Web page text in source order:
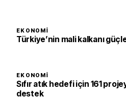
EKONOMI
Türkiye’nin mali kalkanı
EKONOMI
Sıfır atık hedefi için 161
destek